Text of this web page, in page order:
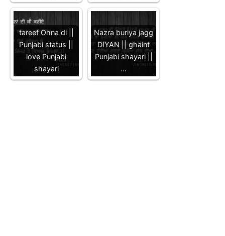
tareef Ohna di ||
Punjabi status ||
love Punjabi
shayari
Nazra buriya jagg
DIYAN || ghaint
Punjabi shayari ||
…